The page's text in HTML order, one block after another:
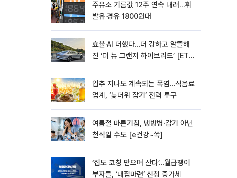
주유소 기름값 12주 연속 내려…휘
발유·경유 1800원대
효율·AI 더했다…더 강하고 알뜰해
진 ‘더 뉴 그랜저 하이브리드’ [ET의
입추 지나도 계속되는 폭염…식음료
업계, ‘늦더위 잡기’ 전력 투구
여름철 마른기침, 냉방병‧감기 아닌
천식일 수도 [e건강~쏙]
‘집도 코칭 받으며 산다’…월급쟁이
부자들, ‘내집마련’ 신청 증가세